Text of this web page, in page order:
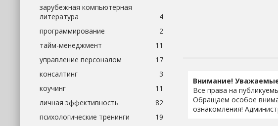
Внимание!
Все права на
Обращаем особое
ознакомления!
зарубежная компьютерная
литература
4
программирование
2
тайм-менеджмент
11
управление персоналом
17
консалтинг
3
коучинг
11
личная эффективность
82
психологические тренинги
19